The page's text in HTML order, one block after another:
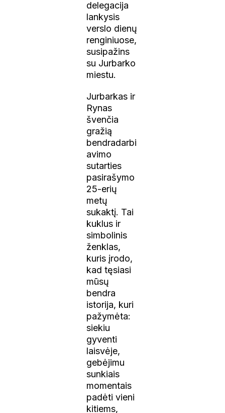
delegacija
lankysis
verslo dienų
renginiuose,
susipažins
su Jurbarko
miestu.
Jurbarkas ir
Rynas
švenčia
gražią
bendradarbi
avimo
sutarties
pasirašymo
25-erių
metų
sukaktį. Tai
kuklus ir
simbolinis
ženklas,
kuris įrodo,
kad tęsiasi
mūsų
bendra
istorija, kuri
pažymėta:
siekiu
gyventi
laisvėje,
gebėjimu
sunkiais
momentais
padėti vieni
kitiems,